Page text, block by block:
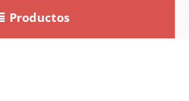
Productos